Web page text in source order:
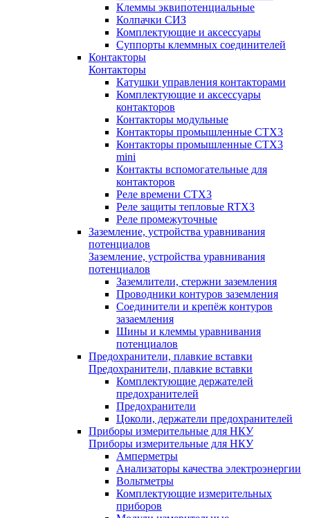
Клеммы эквипотенциальные
Колпачки СИЗ
Комплектующие и аксессуары
Суппорты клеммных соединителей
Контакторы
Контакторы
Катушки управления контакторами
Комплектующие и аксессуары
контакторов
Контакторы модульные
Контакторы промышленные CTX3
Контакторы промышленные CTX3
mini
Контакты вспомогательные для
контакторов
Реле времени CTX3
Реле защиты тепловые RTX3
Реле промежуточные
Заземление, устройства уравнивания
потенциалов
Заземление, устройства уравнивания
потенциалов
Заземлители, стержни заземления
Проводники контуров заземления
Соединители и крепёж контуров
зазаемления
Шины и клеммы уравнивания
потенциалов
Предохранители, плавкие вставки
Предохранители, плавкие вставки
Комплектующие держателей
предохранителей
Предохранители
Цоколи, держатели предохранителей
Приборы измерительные для НКУ
Приборы измерительные для НКУ
Амперметры
Анализаторы качества электроэнергии
Вольтметры
Комплектующие измерительных
приборов